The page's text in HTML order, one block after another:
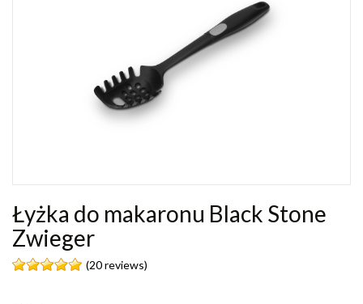
Łyżka do makaronu Black Stone
Zwieger
(20 reviews)